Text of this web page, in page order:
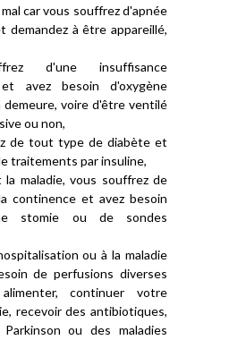
car vous souffrez d'apnée
demandez à être appareillé,
d'une insuffisance
avez besoin d'oxygène
demeure, voire d'être ventilé
ou non,
de tout type de diabète et
traitements par insuline,
maladie, vous souffrez de
continence et avez besoin
stomie ou de sondes
ou à la maladie
de perfusions diverses
continuer votre
recevoir des antibiotiques,
ou des maladies